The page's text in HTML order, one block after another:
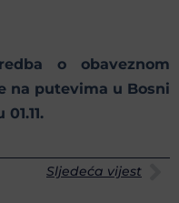
o obaveznom
na putevima u Bosni
Sljedeća vijest